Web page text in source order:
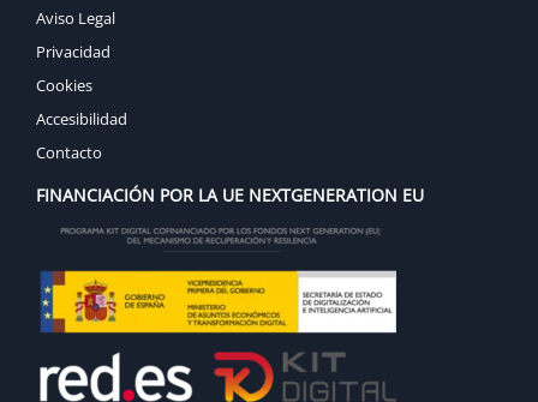
Aviso Legal
Privacidad
Cookies
Accesibilidad
Contacto
FINANCIACIÓN POR LA UE NEXTGENERATION EU